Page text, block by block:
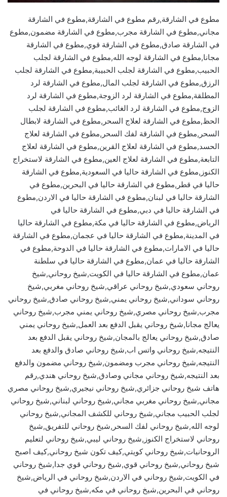
مطوع في الشارقة,رقم مطوع في الشارقة,مطوع في الشارقة
مجاني,مطوع في الشارقة مجرب,مطوع في الشارقة مضمون,مطوع
في الشارقة صادق,مطوع في الشارقة قوي,مطوع في الشارقة
مجانا,مطوع في الشارقة لوجه الله,مطوع في الشارقة لجلب
الحبيب,مطوع في الشارقة لجلب الحبيبة,مطوع في الشارقة لجلب
الرزق,مطوع في الشارقة لجلب المال,مطوع في الشارقة لرد
المطلقة,مطوع في الشارقة لرد الزوجة,مطوع في الشارقة لرد
الزوج,مطوع في الشارقة لرد الغائب,مطوع في الشارقة لجلب
الحظ,مطوع في الشارقة لعلاج السحر,مطوع في الشارقة لابطال
السحر,مطوع في الشارقة لفك السحر,مطوع في الشارقة لعلاج
الحسد,مطوع في الشارقة لعلاج القرين,مطوع في الشارقة لعلاج
التابعة,مطوع في الشارقة لعلاج العين,مطوع في الشارقة لاستخراج
الكنوز,مطوع في الشارقة حاليا في السعودية,مطوع في الشارقة
حاليا في قطر,مطوع في الشارقة حاليا في البحرين,مطوع في
الشارقة حاليا في لبنان,مطوع في الشارقة حاليا في الاردن,مطوع
في الشارقة حاليا في دبي,مطوع في الشارقة حاليا في
الرياض,مطوع في الشارقة حاليا في مكة,مطوع في الشارقة حاليا
في المدينة,مطوع في الشارقة حاليا في عجمان,مطوع في الشارقة
حاليا في الامارات,مطوع في الشارقة حاليا في الدوحة,مطوع في
الشارقة حاليا في عمان,مطوع في الشارقة حاليا في سلطنة
عمان,مطوع في الشارقة حاليا في الكويت,شيخ روحاني,شيخ
روحاني سعودي,شيخ روحاني عراقي,شيخ روحاني مغربي,شيخ
روحاني سوداني,شيخ روحاني يمني,شيخ روحاني صادق,شيخ روحاني
مجرب,شيخ روحاني مصري,شيخ روحاني يمني مجرب,شيخ روحاني
يعالج مجانا,شيخ روحاني يقبل الدفع بعد العمل,شيخ روحاني يمني
صادق,شيخ روحاني يعالج بالمجان,شيخ روحاني يقبل الدفع بعد
النتيجه,شيخ روحاني واتس اب,شيخ روحاني صادق والدفع بعد
النتيجه,شيخ روحاني مجرب ومضمون,شيخ روحاني مضمون والدفع
بعد النتيجه,شيخ روحاني مجاني وصادق,شيخ روحاني هندي,رقم
هاتف شيخ روحاني جزائري,شيخ روحاني نيجيري,شيخ روحاني مصري
مجاني,شيخ روحاني مغربي مجاني,شيخ روحاني لبناني,شيخ روحاني
لجلب الحبيب مجاني,شيخ روحاني للكشف المجاني,شيخ روحاني
لوجه الله,شيخ روحاني لفك السحر,شيخ روحاني للتفريق,شيخ
روحاني لاستخراج الكنوز,شيخ روحاني ليبي,شيخ روحاني لتعليم
الروحانيات,شيخ روحاني كويتي,كيف تكون شيخ روحاني,كيف اصبح
شيخ روحاني,شيخ روحاني قوي,شيخ روحاني قوي جدا,شيخ روحاني
في الكويت,شيخ روحاني في الاردن,شيخ روحاني في الرياض,شيخ
روحاني في البحرين,شيخ روحاني في مكه,شيخ روحاني في